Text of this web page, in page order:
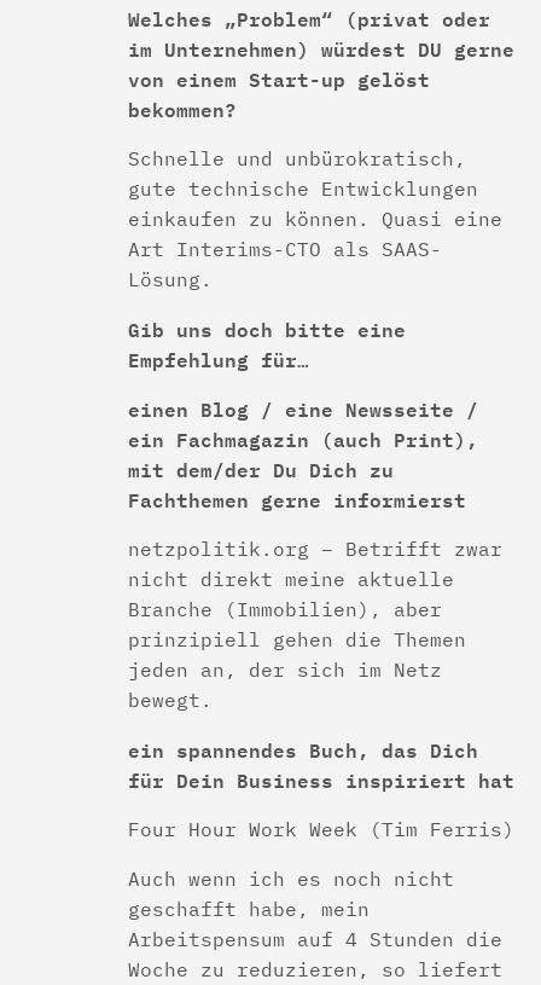
Welches „Problem“ (privat oder
im Unternehmen) würdest DU gerne
von einem Start-up gelöst
bekommen?
Schnelle und unbürokratisch,
gute technische Entwicklungen
einkaufen zu können. Quasi eine
Art Interims-CTO als SAAS-
Lösung.
Gib uns doch bitte eine
Empfehlung für…
einen Blog / eine Newsseite /
ein Fachmagazin (auch Print),
mit dem/der Du Dich zu
Fachthemen gerne informierst
netzpolitik.org – Betrifft zwar
nicht direkt meine aktuelle
Branche (Immobilien), aber
prinzipiell gehen die Themen
jeden an, der sich im Netz
bewegt.
ein spannendes Buch, das Dich
für Dein Business inspiriert hat
Four Hour Work Week (Tim Ferris)
Auch wenn ich es noch nicht
geschafft habe, mein
Arbeitspensum auf 4 Stunden die
Woche zu reduzieren, so liefert